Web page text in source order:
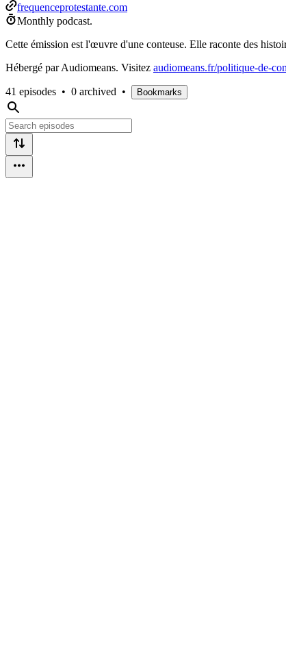
frequenceprotestante.com
Monthly podcast.
Cette émission est l'œuvre d'une conteuse. Elle raconte des
Hébergé par Audiomeans. Visitez audiomeans.fr/politique-de-
41 episodes • 0 archived • Bookmarks